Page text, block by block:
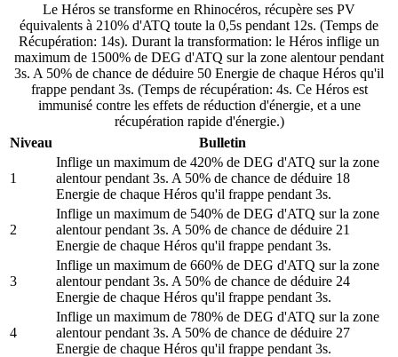
Le Héros se transforme en Rhinocéros, récupère ses PV
équivalents à 210% d'ATQ toute la 0,5s pendant 12s. (Temps de
Récupération: 14s). Durant la transformation: le Héros inflige un
maximum de 1500% de DEG d'ATQ sur la zone alentour pendant
3s. A 50% de chance de déduire 50 Energie de chaque Héros qu'il
frappe pendant 3s. (Temps de récupération: 4s. Ce Héros est
immunisé contre les effets de réduction d'énergie, et a une
récupération rapide d'énergie.)
Niveau
Bulletin
1
Inflige un maximum de 420% de DEG d'ATQ sur la zone
alentour pendant 3s. A 50% de chance de déduire 18
Energie de chaque Héros qu'il frappe pendant 3s.
2
Inflige un maximum de 540% de DEG d'ATQ sur la zone
alentour pendant 3s. A 50% de chance de déduire 21
Energie de chaque Héros qu'il frappe pendant 3s.
3
Inflige un maximum de 660% de DEG d'ATQ sur la zone
alentour pendant 3s. A 50% de chance de déduire 24
Energie de chaque Héros qu'il frappe pendant 3s.
4
Inflige un maximum de 780% de DEG d'ATQ sur la zone
alentour pendant 3s. A 50% de chance de déduire 27
Energie de chaque Héros qu'il frappe pendant 3s.